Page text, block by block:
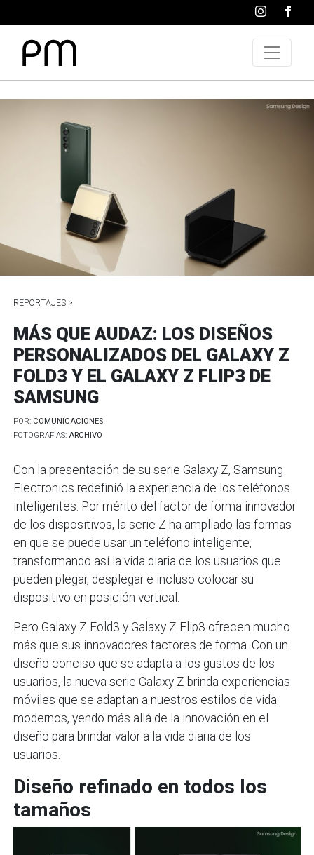
REPORTAJES >
MÁS QUE AUDAZ: LOS DISEÑOS
PERSONALIZADOS DEL GALAXY Z
FOLD3 Y EL GALAXY Z FLIP3 DE
SAMSUNG
POR: COMUNICACIONES
FOTOGRAFÍAS:ARCHIVO
Con la presentación de su serie Galaxy Z, Samsung
Electronics redefinió la experiencia de los teléfonos
inteligentes. Por mérito del factor de forma innovador
de los dispositivos, la serie Z ha ampliado las formas
en que se puede usar un teléfono inteligente,
transformando así la vida diaria de los usuarios que
pueden plegar, desplegar e incluso colocar su
dispositivo en posición vertical.
Pero Galaxy Z Fold3 y Galaxy Z Flip3 ofrecen mucho
más que sus innovadores factores de forma. Con un
diseño conciso que se adapta a los gustos de los
usuarios, la nueva serie Galaxy Z brinda experiencias
móviles que se adaptan a nuestros estilos de vida
modernos, yendo más allá de la innovación en el
diseño para brindar valor a la vida diaria de los
usuarios.
Diseño refinado en todos los
tamaños